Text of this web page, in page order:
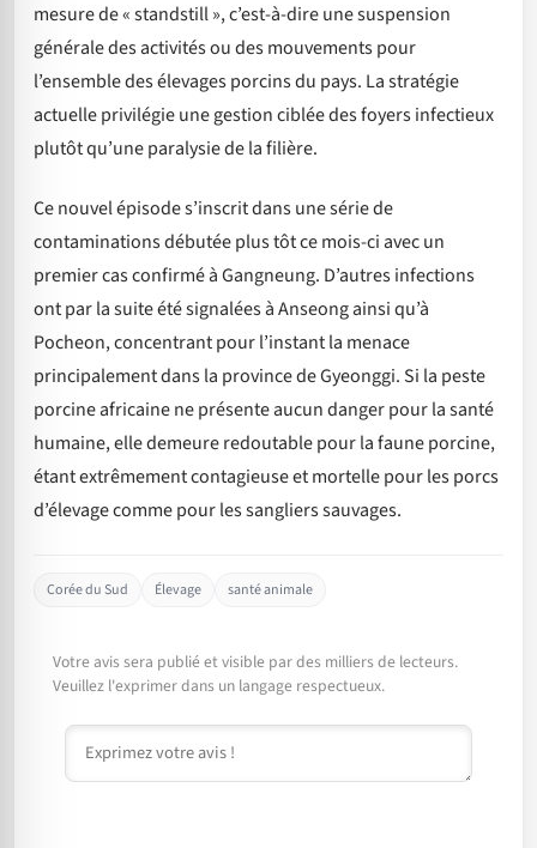
mesure de « standstill », c’est-à-dire une suspension
générale des activités ou des mouvements pour
l’ensemble des élevages porcins du pays. La stratégie
actuelle privilégie une gestion ciblée des foyers infectieux
plutôt qu’une paralysie de la filière.
Ce nouvel épisode s’inscrit dans une série de
contaminations débutée plus tôt ce mois-ci avec un
premier cas confirmé à Gangneung. D’autres infections
ont par la suite été signalées à Anseong ainsi qu’à
Pocheon, concentrant pour l’instant la menace
principalement dans la province de Gyeonggi. Si la peste
porcine africaine ne présente aucun danger pour la santé
humaine, elle demeure redoutable pour la faune porcine,
étant extrêmement contagieuse et mortelle pour les porcs
d’élevage comme pour les sangliers sauvages.
Corée du Sud Élevage santé animale
Votre avis sera publié et visible par des milliers de lecteurs.
Veuillez l'exprimer dans un langage respectueux.
Commentaire